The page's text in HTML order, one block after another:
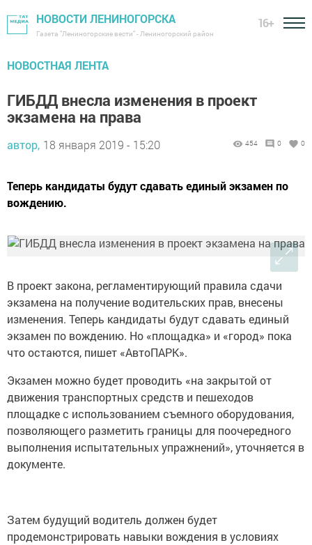
НОВОСТИ ЛЕНИНОГОРСКА
Газета "Лениногорские вести" - Лениногорский район
16+
НОВОСТНАЯ ЛЕНТА
ГИБДД внесла изменения в проект
экзамена на права
автор, 18 января 2019 - 15:20 454 0 0
Теперь кандидаты будут сдавать единый экзамен по
вождению.
В проект закона, регламентирующий правила сдачи
экзамена на получение водительских прав, внесены
изменения. Теперь кандидаты будут сдавать единый
экзамен по вождению. Но «площадка» и «город» пока
что остаются, пишет «АвтоПАРК».
Экзамен можно будет проводить «на закрытой от
движения транспортных средств и пешеходов
площадке с использованием съемного оборудования,
позволяющего разметить границы для поочередного
выполнения испытательных упражнений», уточняется в
документе.
Затем будущий водитель должен будет
продемонстрировать навыки вождения в условиях